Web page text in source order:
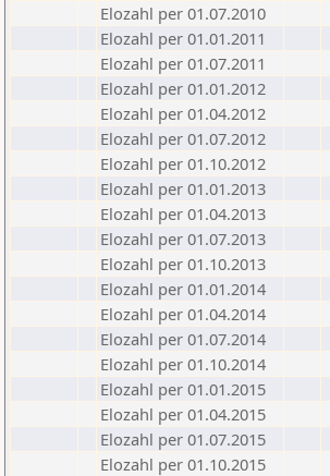
Elozahl per 01.07.2010
Elozahl per 01.01.2011
Elozahl per 01.07.2011
Elozahl per 01.01.2012
Elozahl per 01.04.2012
Elozahl per 01.07.2012
Elozahl per 01.10.2012
Elozahl per 01.01.2013
Elozahl per 01.04.2013
Elozahl per 01.07.2013
Elozahl per 01.10.2013
Elozahl per 01.01.2014
Elozahl per 01.04.2014
Elozahl per 01.07.2014
Elozahl per 01.10.2014
Elozahl per 01.01.2015
Elozahl per 01.04.2015
Elozahl per 01.07.2015
Elozahl per 01.10.2015